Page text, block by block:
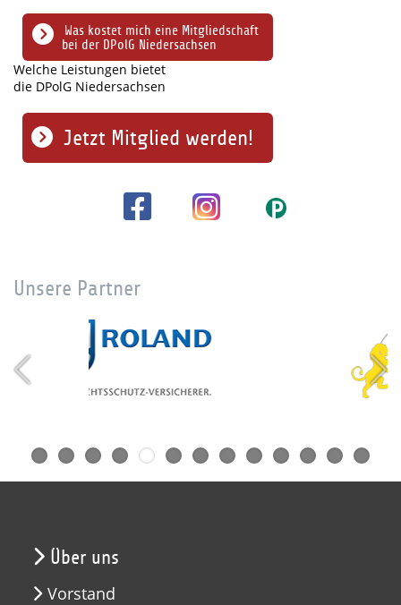
Was kostet mich eine Mitgliedschaft
bei der DPolG Niedersachsen
Welche Leistungen bietet
die DPolG Niedersachsen
Jetzt Mitglied werden!
Unsere Partner
Über uns
Vorstand